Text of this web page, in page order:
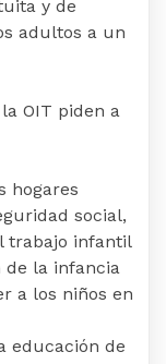
y de
adultos a un
OIT piden a
hogares
social,
trabajo infantil
de la infancia
a los niños en
educación de